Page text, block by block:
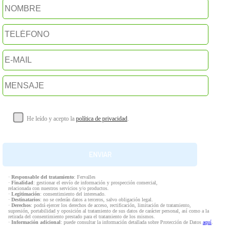
He leído y acepto la política de privacidad.
· Responsable del tratamiento: Fervalles
· Finalidad: gestionar el envío de información y prospección comercial,
relacionada con nuestros servicios y/o productos.
· Legitimación: consentimiento del interesado.
· Destinatarios: no se cederán datos a terceros, salvo obligación legal.
· Derechos: podrá ejercer los derechos de acceso, rectificación, limitación de tratamiento,
supresión, portabilidad y oposición al tratamiento de sus datos de carácter personal, así como a la
retirada del consentimiento prestado para el tratamiento de los mismos.
· Información adicional: puede consultar la información detallada sobre Protección de Datos aquí.